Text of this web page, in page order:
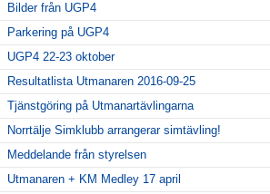
Bilder från UGP4
Parkering på UGP4
UGP4 22-23 oktober
Resultatlista Utmanaren 2016-09-25
Tjänstgöring på Utmanartävlingarna
Norrtälje Simklubb arrangerar simtävling!
Meddelande från styrelsen
Utmanaren + KM Medley 17 april